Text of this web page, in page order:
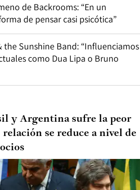
de Backrooms: “En un
de pensar casi psicótica”
the Sunshine Band: “Influenciamos
como Dua Lipa o Bruno
y Argentina sufre la peor
se reduce a nivel de